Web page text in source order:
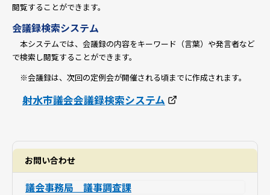
閲覧することができます。
会議録検索システム
本システムでは、会議録の内容をキーワード（言葉）や発言者など
で検索し閲覧することができます。
※会議録は、次回の定例会が開催される頃までに作成されます。
射水市議会会議録検索システム
お問い合わせ
議会事務局 議事調査課